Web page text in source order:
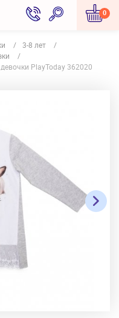
0
3-8 лет
PlayToday 362020